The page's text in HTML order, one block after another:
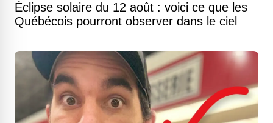
Éclipse solaire du 12 août : voici ce que les
Québécois pourront observer dans le ciel